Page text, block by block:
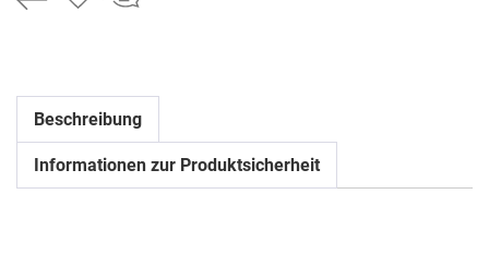
Beschreibung
Informationen zur Produktsicherheit